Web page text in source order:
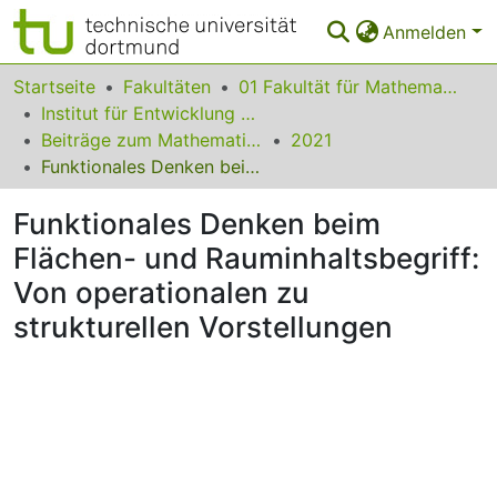
Anmelden
Bereiche & Sammlungen
Das gesamte Repositorium
Statistiken
FAQ
Leitlinien
Zurück zur Startseite
Startseite Fakultäten
01 Fakultät für Mathematik
Institut für Entwicklung und Erforschung des Mathematikunterrichts
Beiträge zum Mathematikunterricht
2021
Funktionales Denken beim Flächen- und Rauminhaltsbegriff: Von operationalen zu strukturellen Vorstellungen
Funktionales Denken beim
Flächen- und Rauminhaltsbegriff:
Von operationalen zu
strukturellen Vorstellungen